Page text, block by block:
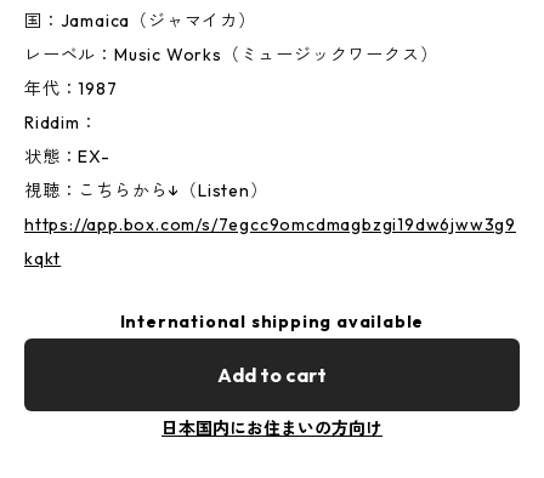
国：Jamaica（ジャマイカ）
レーベル：Music Works（ミュージックワークス）
年代：1987
Riddim：
状態：EX-
視聴：こちらから↓（Listen）
https://app.box.com/s/7egcc9omcdmagbzgi19dw6jww3g9
kqkt
International shipping available
Add to cart
日本国内にお住まいの方向け